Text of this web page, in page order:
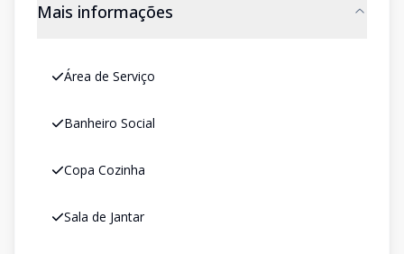
Mais informações
Área de Serviço
Banheiro Social
Copa Cozinha
Sala de Jantar